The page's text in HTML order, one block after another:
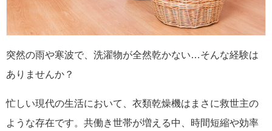
突然の雨や寒波で、洗濯物が全然乾かない…そんな経験は
ありませんか？
忙しい現代の生活において、衣類乾燥機はまさに救世主の
ような存在です。共働き世帯が増える中、時間短縮や効率